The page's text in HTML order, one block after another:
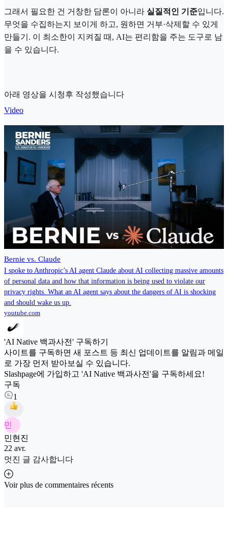
그래서 필요한 건 거창한 담론이 아니라 실질적인 기준입니다.
무엇을 수집하는지 보이게 하고, 원하면 거부·삭제할 수 있게
만들기. 이 최소한이 지켜질 때, AI는 편리함을 주는 도구로 남
을 수 있습니다.
아래 영상을 시청후 작성했습니다
Video
Bernie vs. Claude
I spoke to Anthropic’s AI agent Claude about AI collecting massive amounts
of personal data and how that information is being used to violate our
privacy rights. What an AI agent says about the dangers of AI is shocking
and should wake us up.
youtube.com
'AI Native 백과사전' 구독하기
사이트를 구독하면 새 포스트 등 최신 업데이트를 알림과 메일
로 가장 먼저 받아보실 수 있습니다.
Slashpage에 가입하고 'AI Native 백과사전'을 구독하세요!
구독
1
민
민현진
22 avr.
멋진 글 감사합니다
Voir plus de commentaires récents